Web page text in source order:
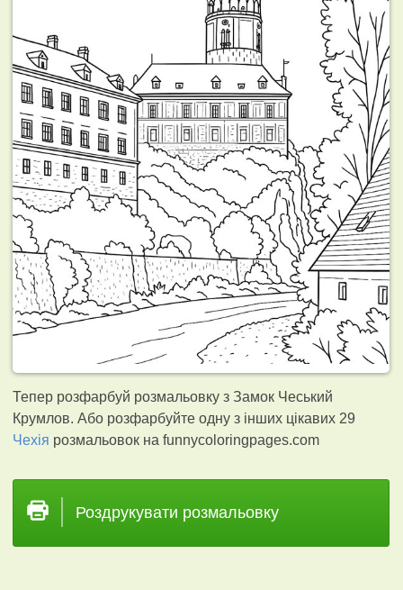
Тепер розфарбуй розмальовку з Замок Чеський
Крумлов. Або розфарбуйте одну з інших цікавих 29
Чехія розмальовок на funnycoloringpages.com
Роздрукувати розмальовку